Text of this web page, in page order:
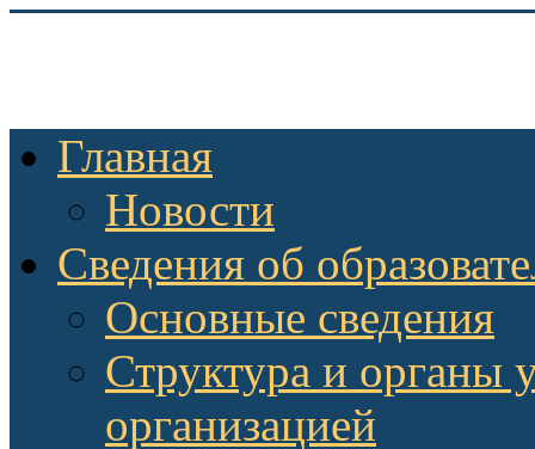
Главная
Новости
Сведения об
Основные сведения
Структура и органы
организацией